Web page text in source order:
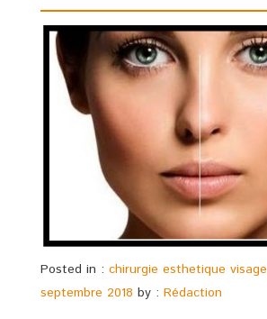
Posted in : chirurgie esthetique visage
septembre 2018 by : Rédaction